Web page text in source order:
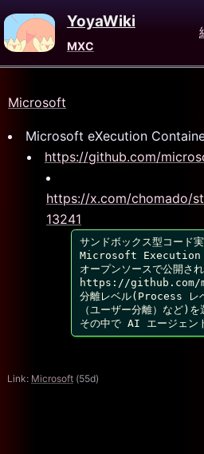
YoyaWiki
MXC
Microsoft
Microsoft eXecution
https://github.com/
https://x.com/chomado/
13241
サンドボックス型コード
Microsoft Execution
オープンソースで公開さ
https://github.com/
分離レベル(Process レ
（ユーザー分離）など)を
その中で AI エージェン
Link: Microsoft (55d)